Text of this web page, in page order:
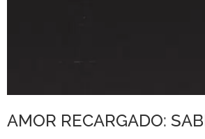
AMOR RECARGADO: